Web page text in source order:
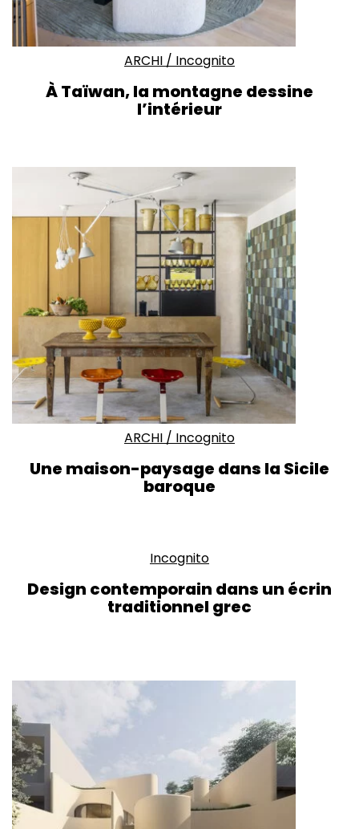
ARCHI / Incognito
À Taïwan, la montagne dessine
l’intérieur
ARCHI / Incognito
Une maison-paysage dans la Sicile
baroque
Incognito
Design contemporain dans un écrin
traditionnel grec